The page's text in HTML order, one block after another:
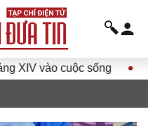
cuộc sống Hướng tới